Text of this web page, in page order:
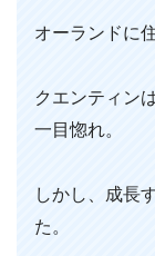
オーランドに
クエンティン
一目惚れ。
しかし、成長
た。